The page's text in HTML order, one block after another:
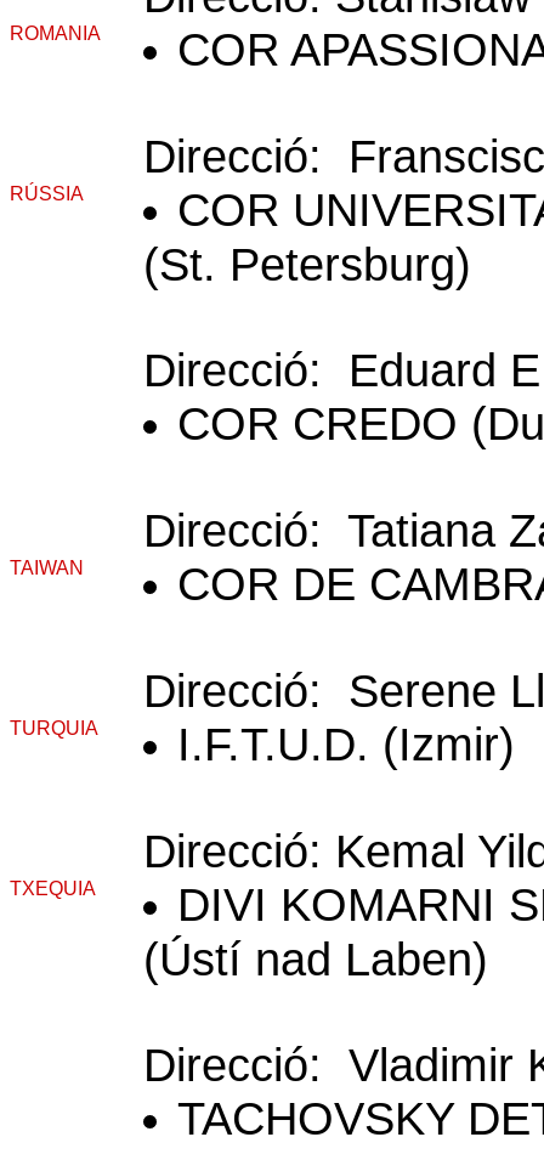
ROMANIA COR
Direcció:
RÚSSIA COR
(St. Petersburg)
Direcció: Eduard
COR CREDO
Direcció: Tatiana
TAIWAN COR DE
Direcció: Serene
TURQUIA I.F.T.U.D. (Izmir)
Direcció: Kemal
TXEQUIA DIVI KOMARNI
(Ústí nad Laben)
Direcció: Vladimir
TACHOVSKY